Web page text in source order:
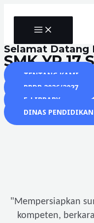
MAIN
MENU
Selamat Datang
SMK YP 17
TENTANG KAMI
PPDB 2026/2027
E-LIBRARY
DINAS
"Mempersiapkan
kompeten,